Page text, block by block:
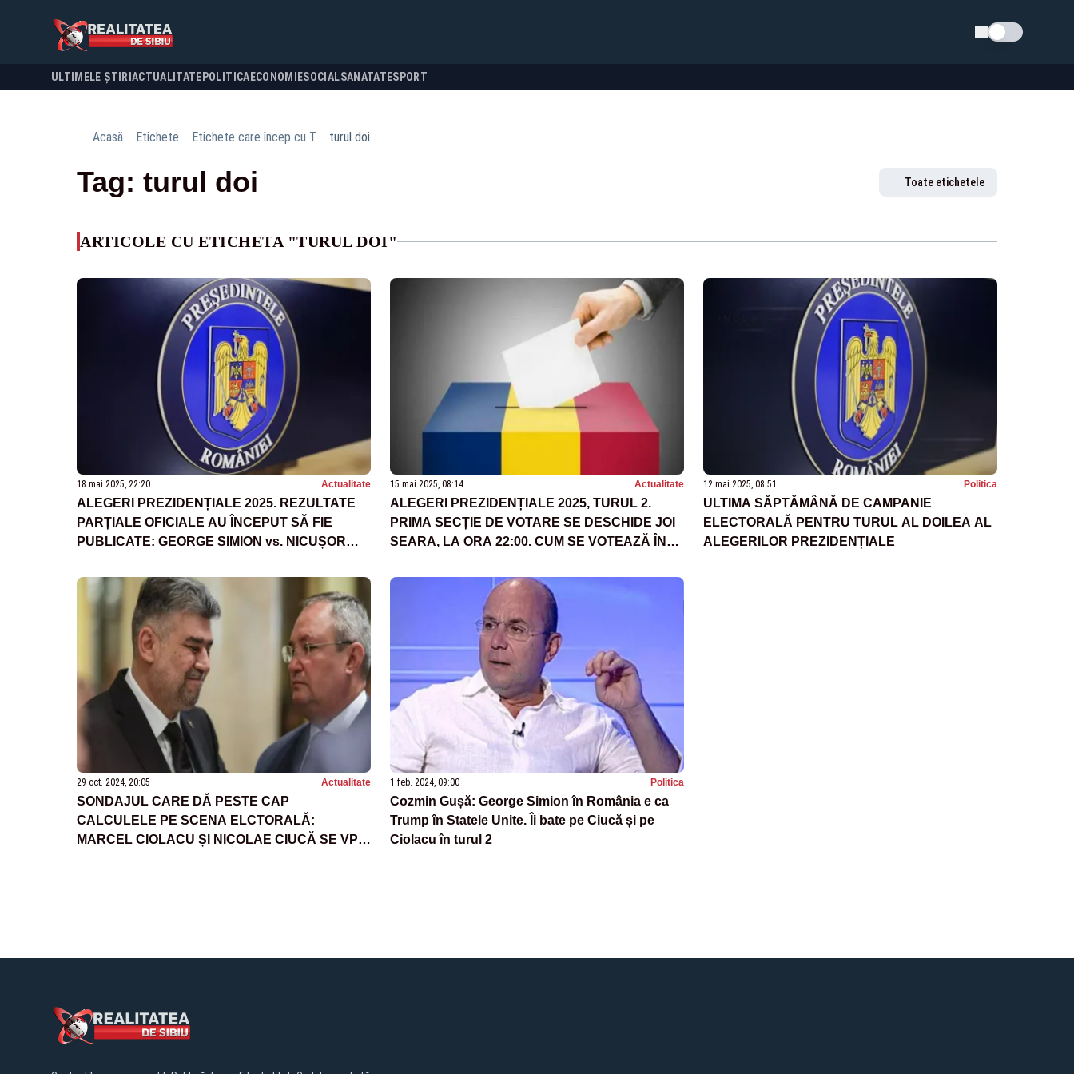
Schimba tema
ULTIMELE ȘTIRI ACTUALITATE POLITICA ECONOMIESOCIALSANATATESPORT
Acasă Etichete Etichete care încep cu T turul doi
Tag: turul doi Toate etichetele
ARTICOLE CU ETICHETA "TURUL DOI"
18 mai 2025, 22:20 Actualitate
ALEGERI PREZIDENȚIALE 2025. REZULTATE
PARȚIALE OFICIALE AU ÎNCEPUT SĂ FIE
PUBLICATE: GEORGE SIMION vs. NICUȘOR
15 mai 2025, 08:14 Actualitate
ALEGERI PREZIDENȚIALE 2025, TURUL 2.
PRIMA SECȚIE DE VOTARE SE DESCHIDE JOI
SEARA, LA ORA 22:00. CUM SE VOTEAZĂ ÎN
12 mai 2025, 08:51 Politica
ULTIMA SĂPTĂMÂNĂ DE CAMPANIE
ELECTORALĂ PENTRU TURUL AL DOILEA AL
ALEGERILOR PREZIDENȚIALE
29 oct. 2024, 20:05 Actualitate
SONDAJUL CARE DĂ PESTE CAP
CALCULELE PE SCENA ELCTORALĂ:
MARCEL CIOLACU ȘI NICOLAE CIUCĂ SE VPR
1 feb. 2024, 09:00 Politica
Cozmin Gușă: George Simion în România e ca
Trump în Statele Unite. Îi bate pe Ciucă și pe
Ciolacu în turul 2